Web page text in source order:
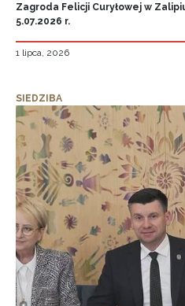
Zagroda Felicji Curyłowej w
5.07.2026 r.
1 lipca, 2026
SIEDZIBA